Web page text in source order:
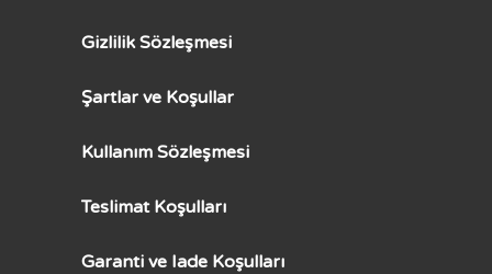
Gizlilik Sözleşmesi
Şartlar ve Koşullar
Kullanım Sözleşmesi
Teslimat Koşulları
Garanti ve Iade Koşulları